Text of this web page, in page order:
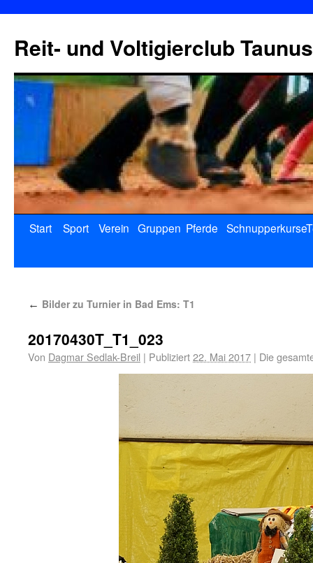
Reit- und Voltigierclub
Start Sport Verein Gruppen Pferde Schnupperkurse
← Bilder zu Turnier in Bad Ems: T1
20170430T_T1_023
Von Dagmar Sedlak-Breil | Publiziert22. Mai 2017 | Die